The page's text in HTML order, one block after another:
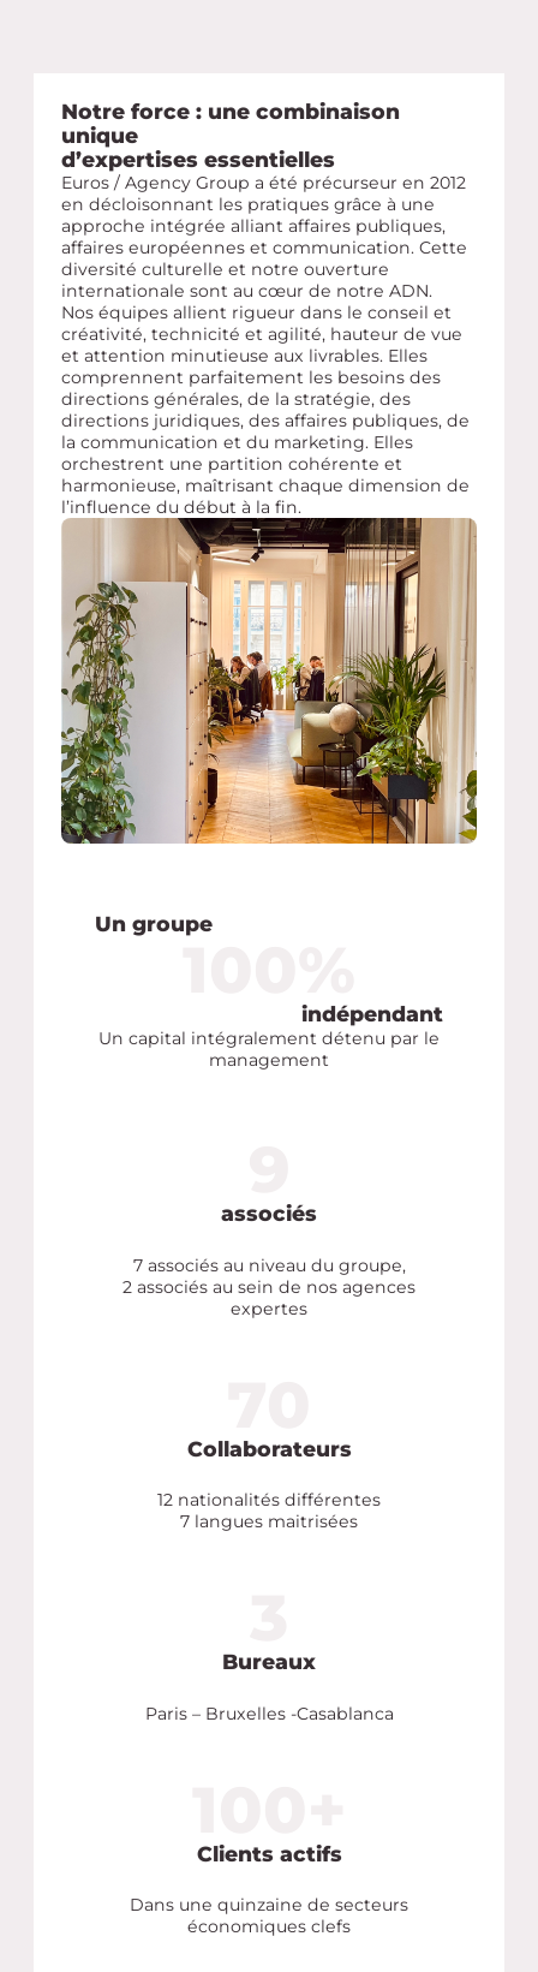
Notre force : une combinaison
unique
d’expertises essentielles
Euros / Agency Group a été précurseur en 2012
en décloisonnant les pratiques grâce à une
approche intégrée alliant affaires publiques,
affaires européennes et communication. Cette
diversité culturelle et notre ouverture
internationale sont au cœur de notre ADN.
Nos équipes allient rigueur dans le conseil et
créativité, technicité et agilité, hauteur de vue
et attention minutieuse aux livrables. Elles
comprennent parfaitement les besoins des
directions générales, de la stratégie, des
directions juridiques, des affaires publiques, de
la communication et du marketing. Elles
orchestrent une partition cohérente et
harmonieuse, maîtrisant chaque dimension de
l’influence du début à la fin.
Un groupe
indépendant
Un capital intégralement détenu par le
management
associés
7 associés au niveau du groupe,
2 associés au sein de nos agences
expertes
Collaborateurs
12 nationalités différentes
7 langues maitrisées
Bureaux
Paris – Bruxelles -Casablanca
Clients actifs
Dans une quinzaine de secteurs
économiques clefs